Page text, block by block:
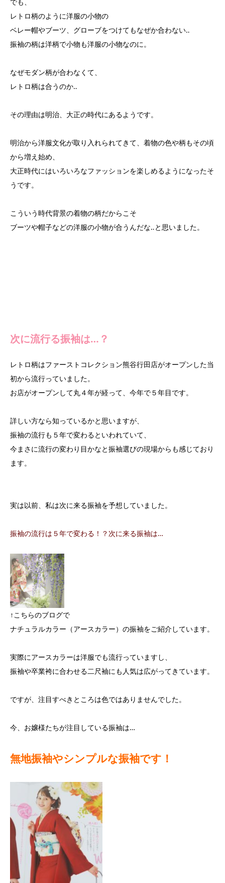
レトロ柄のように洋服の小物の
ベレー帽やブーツ、グローブをつけてもなぜか合わない‥
振袖の柄は洋柄で小物も洋服の小物なのに。
なぜモダン柄が合わなくて、
レトロ柄は合うのか‥
その理由は明治、大正の時代にあるようです。
明治から洋服文化が取り入れられてきて、着物の色や柄もその頃
から増え始め、
大正時代にはいろいろなファッションを楽しめるようになったそ
うです。
こういう時代背景の着物の柄だからこそ
ブーツや帽子などの洋服の小物が合うんだな‥と思いました。
次に流行る振袖は…？
レトロ柄はファーストコレクション熊谷行田店がオープンした当
初から流行っていました。
お店がオープンして丸４年が経って、今年で５年目です。
詳しい方なら知っているかと思いますが、
振袖の流行も５年で変わるといわれていて、
今まさに流行の変わり目かなと振袖選びの現場からも感じており
ます。
実は以前、私は次に来る振袖を予想していました。
振袖の流行は５年で変わる！？次に来る振袖は…
↑こちらのブログで
ナチュラルカラー（アースカラー）の振袖をご紹介しています。
実際にアースカラーは洋服でも流行っていますし、
振袖や卒業袴に合わせる二尺袖にも人気は広がってきています。
ですが、注目すべきところは色ではありませんでした。
今、お嬢様たちが注目している振袖は…
無地振袖やシンプルな振袖です！